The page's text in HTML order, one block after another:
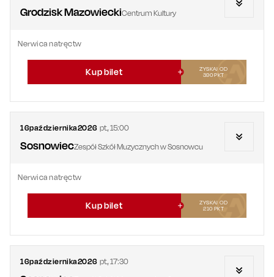
Grodzisk MazowieckiCentrum Kultury
Nerwica natręctw
Kup bilet
ZYSKAJ OD
390PKT
16października2026 pt.,15:00
SosnowiecZespół Szkół Muzycznych w Sosnowcu
Nerwica natręctw
Kup bilet
ZYSKAJ OD
210 PKT
16października2026 pt.,17:30